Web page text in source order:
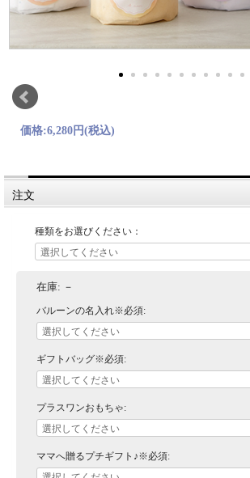
価格:6,280円(税込)
注文
種類をお選びください：
在庫: －
バルーンの名入れ※必須:
ギフトバッグ※必須:
プラスワンおもちゃ:
ママへ贈るプチギフト♪※必須: